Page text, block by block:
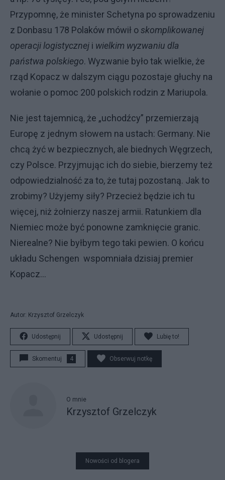
Przypomnę, że minister Schetyna po sprowadzeniu
z Donbasu 178 Polaków mówił oskomplikowanej
operacji logistycznej i wielkim wyzwaniu dla
państwa polskiego. Wyzwanie było tak wielkie, że
rząd Kopacz w dalszym ciągu pozostaje głuchy na
wołanie o pomoc 200 polskich rodzin z Mariupola.
Nie jest tajemnicą, że „uchodźcy” przemierzają
Europę z jednym słowem na ustach: Germany. Nie
chcą żyć w bezpiecznych, ale biednych Węgrzech,
czy Polsce. Przyjmując ich do siebie, bierzemy też
odpowiedzialność za to, że tutaj pozostaną. Jak to
zrobimy? Użyjemy siły? Przecież będzie ich tu
więcej, niż żołnierzy naszej armii. Ratunkiem dla
Niemiec może być ponowne zamknięcie granic.
Nierealne? Nie byłbym tego taki pewien. O końcu
układu Schengen wspomniała dzisiaj premier
Kopacz…
Autor: Krzysztof Grzelczyk
Udostępnij Udostępnij Lubię to!
Skomentuj 4 Obserwuj notkę
O mnie
Krzysztof Grzelczyk
Nowości od blogera